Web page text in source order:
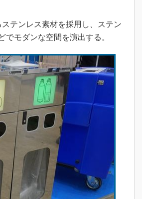
テンレス素材を採用し、ステン
モダンな空間を演出する。